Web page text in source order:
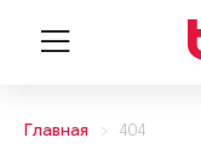
Главная 404